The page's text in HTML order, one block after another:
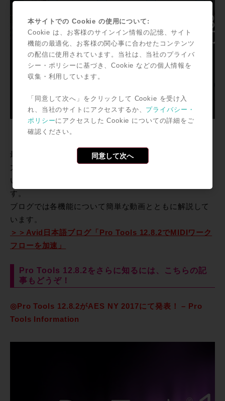
最近のアップデートでは楽曲制作に関わる機能強化にも
力を入れているPro Tools。12.8.2ではMIDI機能の強化と
いう形で音楽制作へのさらなるコミットが図られていま
す。
ブログでは各機能について簡単な動画とともに解説して
います。
＞＞Avid日本語ブログ「Pro Tools 12.8.2でMIDIワーク
フローを加速」
Pro Tools 12.8.2をさらに知るには、こちらの記
事もどうぞ！
◎Pro Tools 12.8.2がAES NY 2017にて発表！ – Pro
Tools Information
本サイトでの Cookie の使用について:
Cookie は、お客様のサインイン情報の記憶、サイト
機能の最適化、お客様の関心事に合わせたコンテンツ
の配信に使用されています。当社は、当社のプライバ
シー・ポリシーに基づき、Cookie などの個人情報を
収集・利用しています。
「同意して次へ」をクリックして Cookie を受け入
れ、当社のサイトにアクセスするか、 プライバシー・
ポリシーにアクセスした Cookie についての詳細をご
確認ください。
同意して次へ